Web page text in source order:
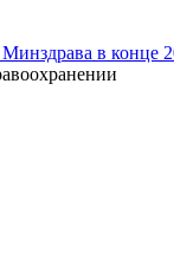
в конце